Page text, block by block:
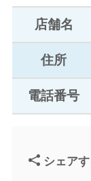
店舗名
住所
電話番号
シェアす